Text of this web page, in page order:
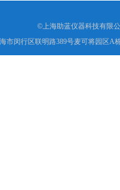
©上海助蓝仪器科技有限
市闵行区联明路389号麦可将园区A